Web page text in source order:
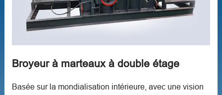
Broyeur à marteaux à double étage
Basée sur la mondialisation intérieure, avec une vision